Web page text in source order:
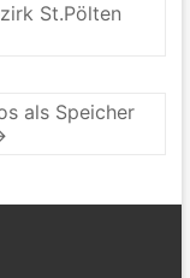
St.Pölten
als Speicher